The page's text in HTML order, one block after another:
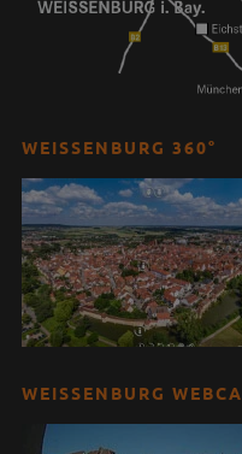
WEISSENBURG 360°
WEISSENBURG WEBCAM